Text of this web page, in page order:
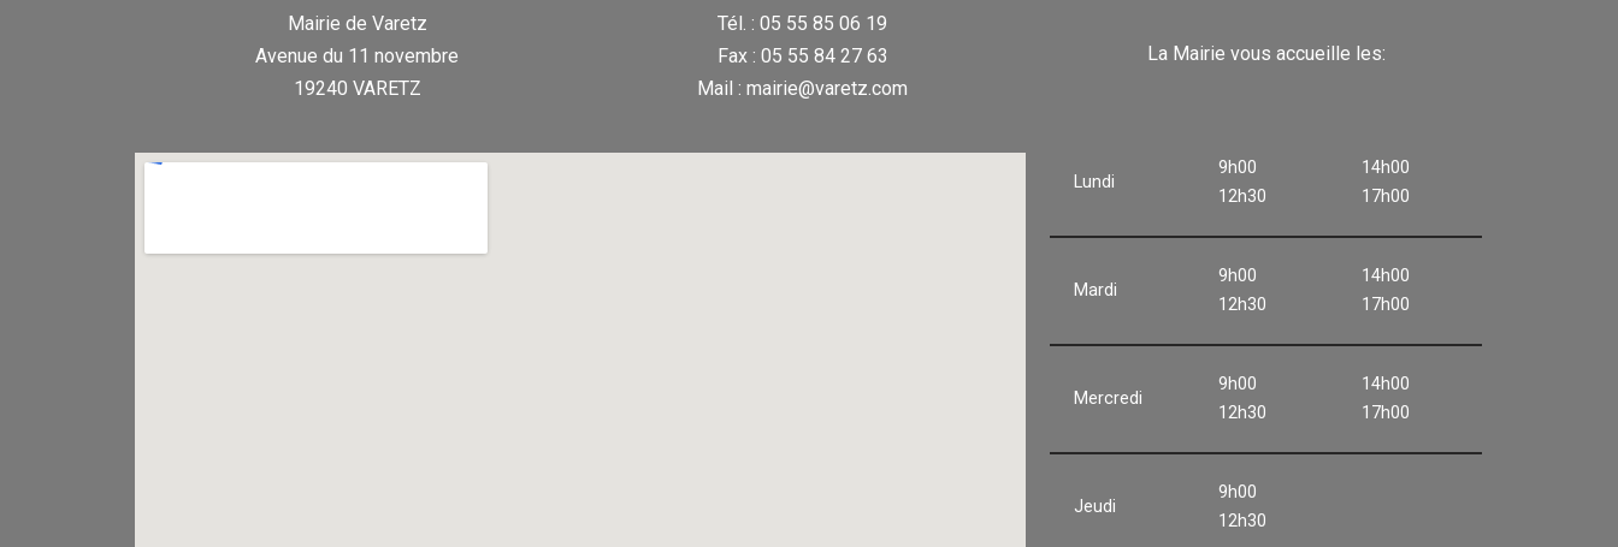
Mairie de Varetz
Avenue du 11 novembre
19240 VARETZ
Tél. : 05 55 85 06 19
Fax : 05 55 84 27 63
Mail : mairie@varetz.com
La Mairie vous accueille les:
Lundi
9h00
12h30
14h00
17h00
Mardi
9h00
12h30
14h00
17h00
Mercredi
9h00
12h30
14h00
17h00
Jeudi
9h00
12h30